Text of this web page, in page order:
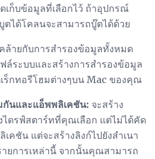
เก็บข้อมูลที่เลือกไว้ ถ้าอุปกรณ์
ตได้โคลนจะสามารถบู๊ตได้ด้วย
คล้ายกับการสำรองข้อมูลทั้งหมด
ล์ระบบและสร้างการสำรองข้อมูล
ร็กทอรีโฮมต่างๆบน Mac ของคุณ
นและแอ็พพลิเคชัน: จะสร้าง
ดรฟ์สตาร์ทที่คุณเลือก แต่ไม่ได้คัด
คชัน แต่จะสร้างลิงก์ไปยังสำเนา
ยการเหล่านี้ จากนั้นคุณสามารถ